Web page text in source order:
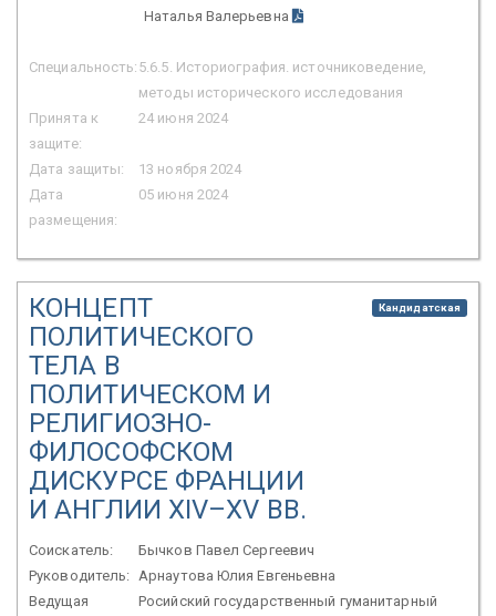
Наталья Валерьевна
Специальность: 5.6.5. Историография. источниковедение,
методы исторического исследования
Принята к
защите:
24 июня 2024
Дата защиты:
13 ноября 2024
Дата
размещения:
05 июня 2024
КОНЦЕПТ
ПОЛИТИЧЕСКОГО
ТЕЛА В
ПОЛИТИЧЕСКОМ И
РЕЛИГИОЗНО-
ФИЛОСОФСКОМ
ДИСКУРСЕ ФРАНЦИИ
И АНГЛИИ XIV–XV ВВ.
Кандидатская
Соискатель:
Бычков Павел Сергеевич
Руководитель: Арнаутова Юлия Евгеньевна
Ведущая
Росийский государственный гуманитарный